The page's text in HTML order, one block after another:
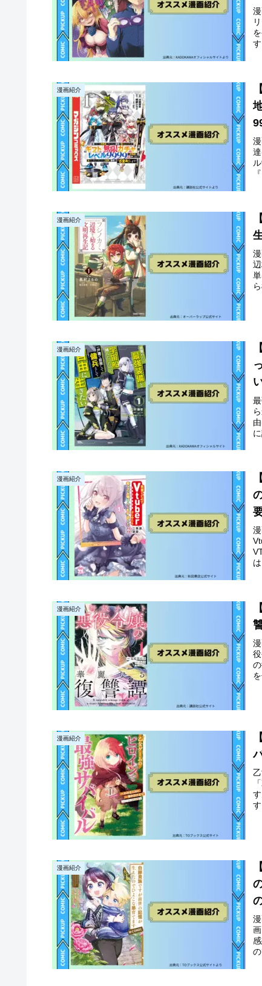
漫画紹介
漫画紹介
漫画紹介
漫画紹介
漫画紹介
漫画紹介
漫画紹介